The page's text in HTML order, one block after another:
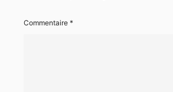
Commentaire *